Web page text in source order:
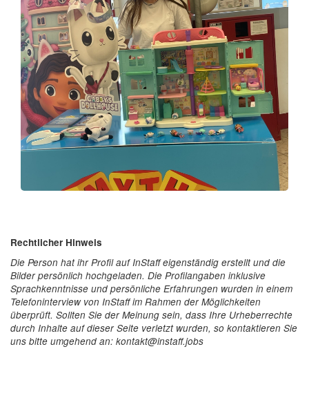
Rechtlicher Hinweis
Die Person hat ihr Profil auf InStaff eigenständig erstellt und die
Bilder persönlich hochgeladen. Die Profilangaben inklusive
Sprachkenntnisse und persönliche Erfahrungen wurden in einem
Telefoninterview von InStaff im Rahmen der Möglichkeiten
überprüft. Sollten Sie der Meinung sein, dass Ihre Urheberrechte
durch Inhalte auf dieser Seite verletzt wurden, so kontaktieren Sie
uns bitte umgehend an: kontakt@instaff.jobs